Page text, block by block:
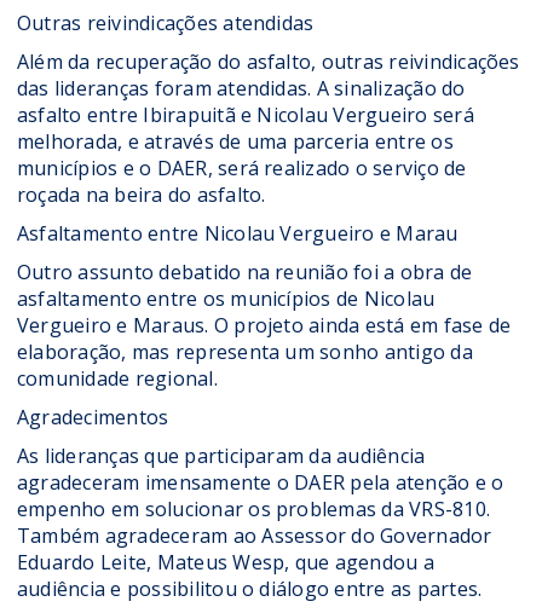
Outras reivindicações atendidas
Além da recuperação do asfalto, outras reivindicações
das lideranças foram atendidas. A sinalização do
asfalto entre Ibirapuitã e Nicolau Vergueiro será
melhorada, e através de uma parceria entre os
municípios e o DAER, será realizado o serviço de
roçada na beira do asfalto.
Asfaltamento entre Nicolau Vergueiro e Marau
Outro assunto debatido na reunião foi a obra de
asfaltamento entre os municípios de Nicolau
Vergueiro e Maraus. O projeto ainda está em fase de
elaboração, mas representa um sonho antigo da
comunidade regional.
Agradecimentos
As lideranças que participaram da audiência
agradeceram imensamente o DAER pela atenção e o
empenho em solucionar os problemas da VRS-810.
Também agradeceram ao Assessor do Governador
Eduardo Leite, Mateus Wesp, que agendou a
audiência e possibilitou o diálogo entre as partes.